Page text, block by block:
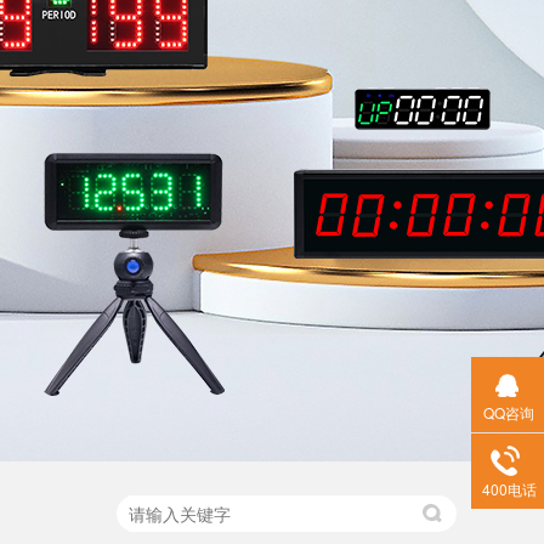
QQ咨询
400电话